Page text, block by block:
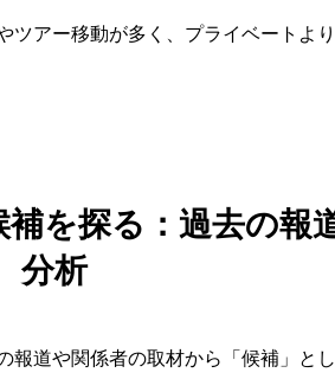
ツアー移動が多く、プライベートよ
を探る：過去の報
分析
報道や関係者の取材から「候補」と